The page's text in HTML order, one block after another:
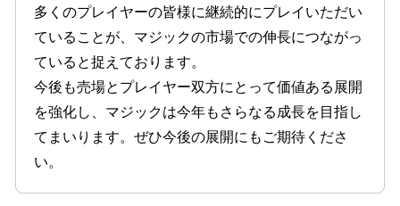
多くのプレイヤーの皆様に継続的にプレイいただい
ていることが、マジックの市場での伸長につながっ
ていると捉えております。
今後も売場とプレイヤー双方にとって価値ある展開
を強化し、マジックは今年もさらなる成長を目指し
てまいります。ぜひ今後の展開にもご期待くださ
い。